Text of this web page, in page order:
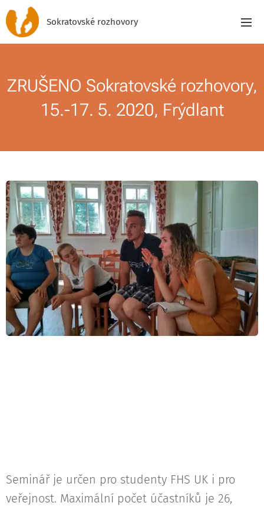
Sokratovské rozhovory
ZRUŠENO Sokratovské rozhovory,
15.-17. 5. 2020, Frýdlant
Seminář je určen pro studenty FHS UK i pro
veřejnost. Maximální počet účastníků je 26,